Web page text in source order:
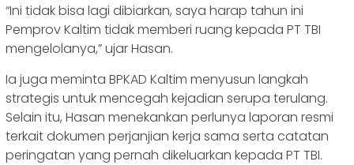
“Ini tidak bisa lagi dibiarkan, saya harap tahun ini
Pemprov Kaltim tidak memberi ruang kepada PT TBI
mengelolanya,” ujar Hasan.
Ia juga meminta BPKAD Kaltim menyusun langkah
strategis untuk mencegah kejadian serupa terulang.
Selain itu, Hasan menekankan perlunya laporan resmi
terkait dokumen perjanjian kerja sama serta catatan
peringatan yang pernah dikeluarkan kepada PT TBI.